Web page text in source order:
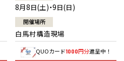
8月8日(土)・9日(日)
開催場所
白馬村構造現場
QUOカード1000円分進呈中！